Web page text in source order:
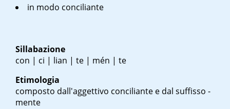
in modo conciliante
Sillabazione
con | ci | lian | te | mén | te
Etimologia
composto dall'aggettivo conciliante e dal suffisso -
mente